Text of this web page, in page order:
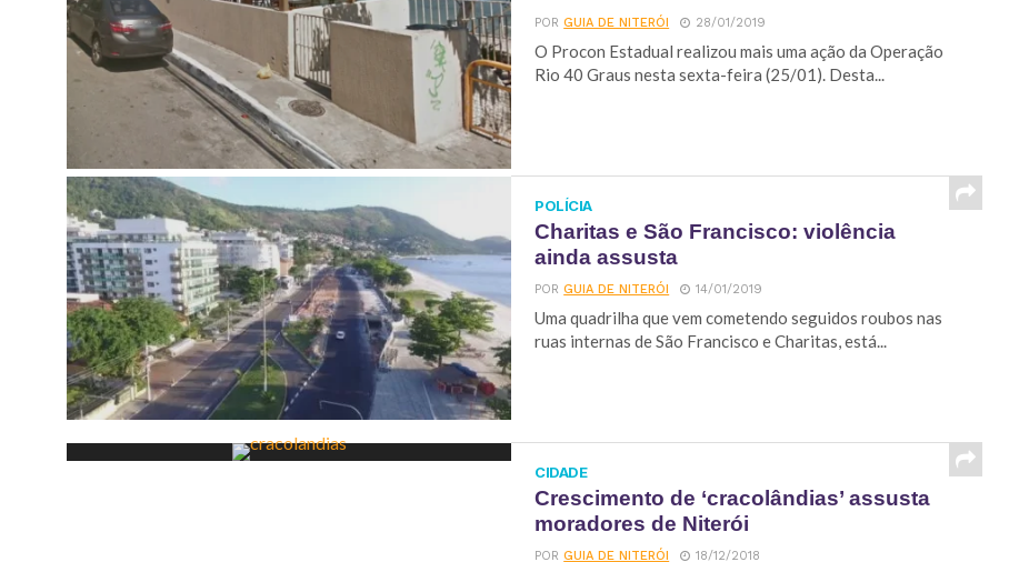
PORGUIA DE NITERÓI 28/01/2019
O Procon Estadual realizou mais uma ação da Operação
Rio 40 Graus nesta sexta-feira (25/01). Desta...
POLÍCIA
Charitas e São Francisco: violência
ainda assusta
PORGUIA DE NITERÓI 14/01/2019
Uma quadrilha que vem cometendo seguidos roubos nas
ruas internas de São Francisco e Charitas, está...
CIDADE
Crescimento de ‘cracolândias’ assusta
moradores de Niterói ​
PORGUIA DE NITERÓI 18/12/2018